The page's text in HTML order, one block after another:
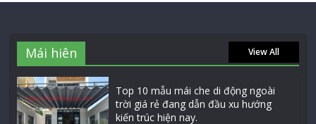
Mái hiên View All
Top 10 mẫu mái che di động ngoài
trời giá rẻ đang dẫn đầu xu hướng
kiến trúc hiện nay.